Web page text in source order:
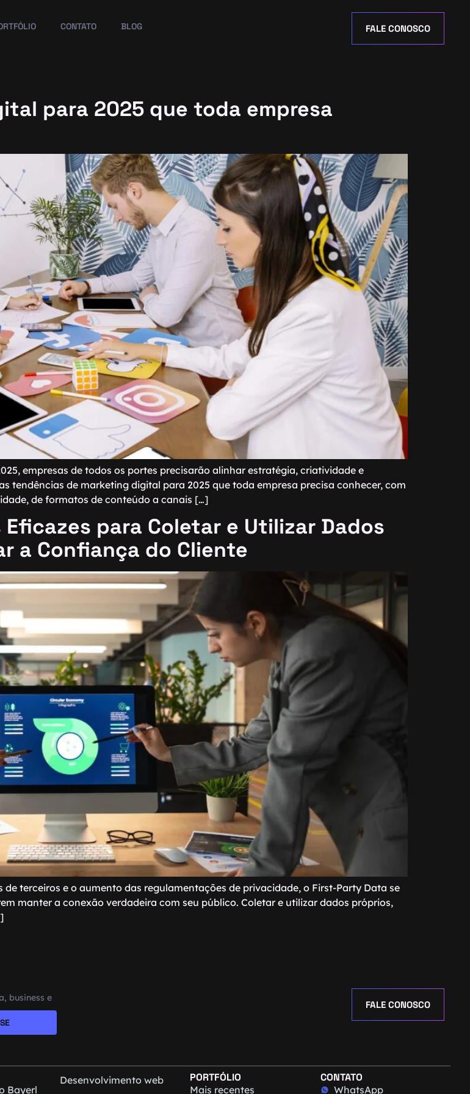
CONTATO BLOG FALE CONOSCO
para 2025 que toda empresa
empresas de todos os portes precisarão alinhar estratégia, criatividade e
tendências de marketing digital para 2025 que toda empresa precisa conhecer, com
de formatos de conteúdo a canais […]
para Coletar e Utilizar Dados
a Confiança do Cliente
terceiros e o aumento das regulamentações de privacidade, o First-Party Data se
manter a conexão verdadeira com seu público. Coletar e utilizar dados próprios,
business e
FALE CONOSCO
Bayerl
Desenvolvimento web PORTFÓLIO
Mais recentes
CONTATO
WhatsApp